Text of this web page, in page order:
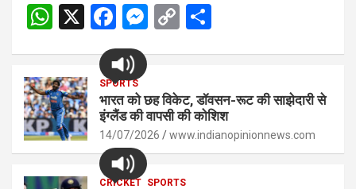
W
s
A
p
p
X
F
a
ce
b
o
o
k
M
n
g
er
C
Li
n
k
e
SPORTS
भारत को छह विकेट, डॉवसन-रूट की साझेदारी से
इंग्लैंड की वापसी की कोशिश
14/07/2026 www.indianopinionnews.com
CRICKET SPORTS